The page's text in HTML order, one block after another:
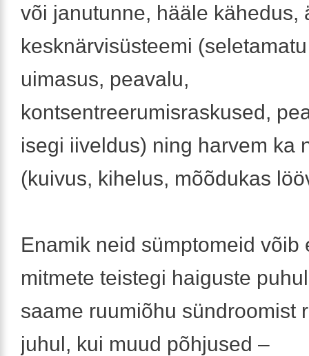
või janutunne, hääle kähedus,
kesknärvisüsteemi
uimasus, peavalu,
kontsentreerumisraskused,
isegi iiveldus) ning harvem ka
(kuivus, kihelus, mõõdukas
Enamik neid sümptomeid võib
mitmete teistegi haiguste
saame ruumiõhu sündroomist
juhul, kui muud põhjused –